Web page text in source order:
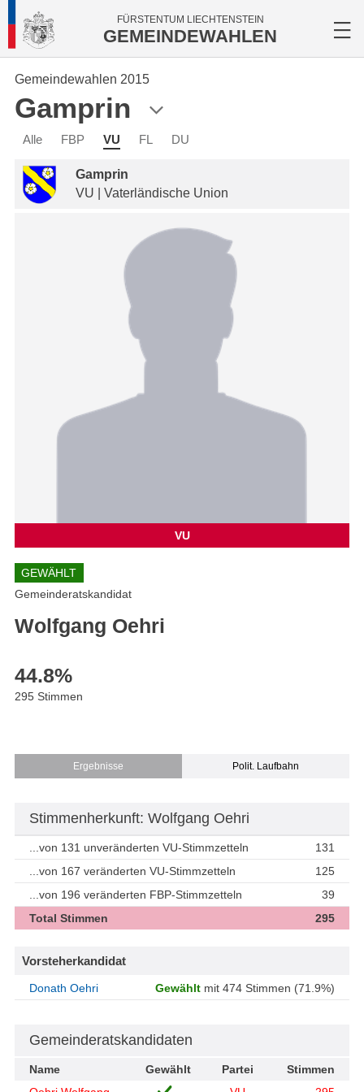
FÜRSTENTUM LIECHTENSTEIN
GEMEINDEWAHLEN
Gemeindewahlen 2015
Gamprin
Alle FBP VU FL DU
Gamprin
VU | Vaterländische Union
VU
GEWÄHLT
Gemeinderatskandidat
Wolfgang Oehri
44.8%
295 Stimmen
Ergebnisse Polit. Laufbahn
Stimmenherkunft: Wolfgang Oehri
...von 131 unveränderten VU-Stimmzetteln
131
...von 167 veränderten VU-Stimmzetteln
125
...von 196 veränderten FBP-Stimmzetteln
39
Total Stimmen
295
Vorsteherkandidat
Donath Oehri Gewählt mit 474 Stimmen (71.9%)
Gemeinderatskandidaten
Name Gewählt Partei
Stimmen